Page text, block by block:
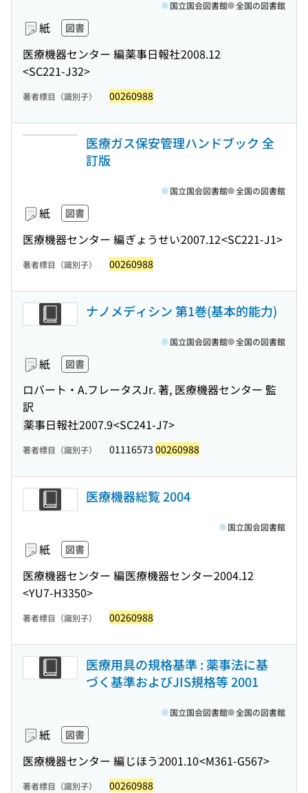
紙 図書
医療機器センター 編薬事日報社2008.12
<SC221-J32>
国立国会図書館 全国の図書館
著者標目（識別子） 00260988
医療ガス保安管理ハンドブック 全
訂版
紙 図書
医療機器センター 編ぎょうせい2007.12<SC221-J1>
国立国会図書館 全国の図書館
著者標目（識別子） 00260988
ナノメディシン 第1巻(基本的能力)
紙 図書
ロバート・A.フレータスJr. 著, 医療機器センター 監
訳
薬事日報社2007.9<SC241-J7>
国立国会図書館 全国の図書館
著者標目（識別子） 01116573 00260988
医療機器総覧 2004
紙 図書
医療機器センター 編医療機器センター2004.12
<YU7-H3350>
国立国会図書館
著者標目（識別子） 00260988
医療用具の規格基準 : 薬事法に基
づく基準およびJIS規格等 2001
紙 図書
医療機器センター 編 じほう2001.10<M361-G567>
国立国会図書館 全国の図書館
著者標目（識別子） 00260988